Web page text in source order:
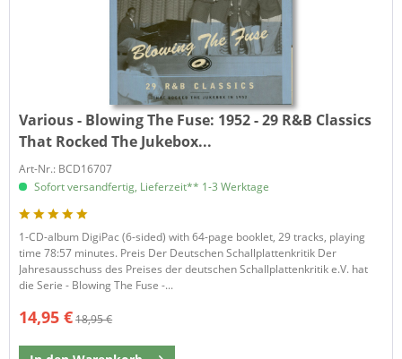
Various - Blowing The Fuse: 1952 - 29 R&B Classics
That Rocked The Jukebox...
Art-Nr.: BCD16707
Sofort versandfertig, Lieferzeit** 1-3 Werktage
1-CD-album DigiPac (6-sided) with 64-page booklet, 29 tracks, playing
time 78:57 minutes. Preis Der Deutschen Schallplattenkritik Der
Jahresausschuss des Preises der deutschen Schallplattenkritik e.V. hat
die Serie - Blowing The Fuse -...
14,95 €18,95 €